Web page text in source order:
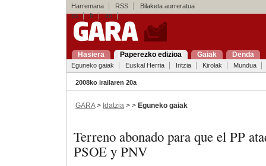
Harremana RSS
Bilaketa aurreratua
es
fr en
Hasiera Paperezko edizioa Gaiak Denda
Eguneko gaiak Euskal Herria Iritzia Kirolak Mundua
2008ko irailaren 20a
GARA> Idatzia > > Eguneko gaiak
Terreno abonado para que el PP
PSOE y PNV